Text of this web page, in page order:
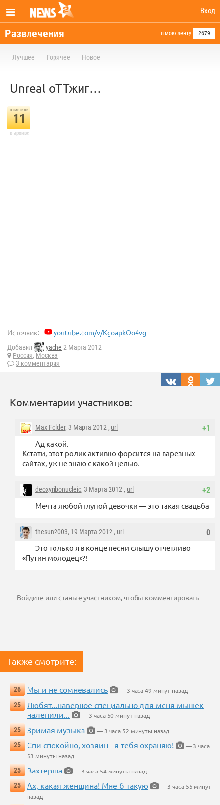
Вход
Развлечения в мою ленту 2679
Лучшее Горячее Новое
Unreal оТТжиг…
отметили
11
в архиве
Источник: youtube.com/v/KgoapkOo4vg
Добавил yache 2 Марта 2012
Россия, Москва
3 комментария
Комментарии участников:
+1
Max Folder, 3 Марта 2012 , url
Ад какой.
Кстати, этот ролик активно форсится на варезных
сайтах, уж не знаю с какой целью.
+2
deoxyribonucleic, 3 Марта 2012 , url
Мечта любой глупой девочки — это такая свадьба
0
thesun2003, 19 Марта 2012 , url
Это только я в конце песни слышу отчетливо
«Путин молодец»?!
Войдите илистаньте участником, чтобы комментировать
Также смотрите:
26 Мы и не сомневались
— 3 часа 49 минут назад
25
Любят...наверное специально для меня мышек
налепили...
— 3 часа 50 минут назад
25
Зримая музыка
— 3 часа 52 минуты назад
25
Спи спокойно, хозяин - я тебя охраняю!
— 3 часа
53 минуты назад
25
Вахтерша
— 3 часа 54 минуты назад
25
Ах, какая женщина! Мне б такую
— 3 часа 55 минут
назад